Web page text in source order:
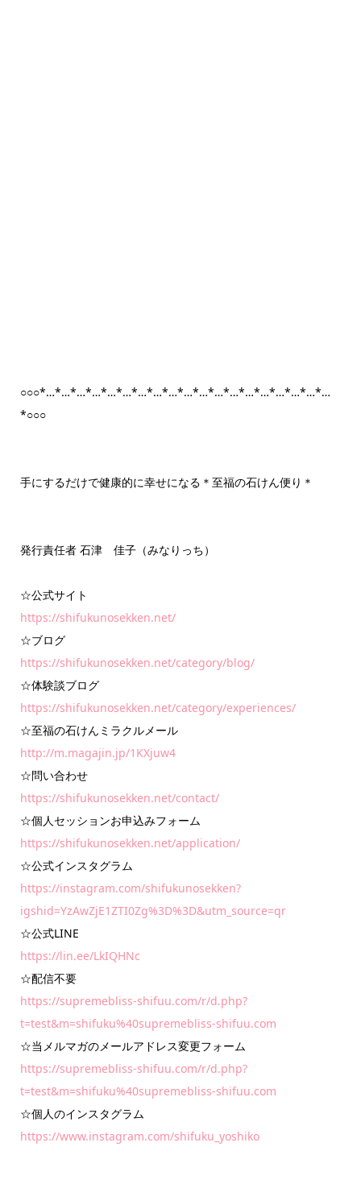
○○○*…*…*…*…*…*…*…*…*…*…*…*…*…*…*…*…*…*…*…
*○○○
手にするだけで健康的に幸せになる＊至福の石けん便り＊
発行責任者 石津 佳子（みなりっち）
☆公式サイト
https://shifukunosekken.net/
☆ブログ
https://shifukunosekken.net/category/blog/
☆体験談ブログ
https://shifukunosekken.net/category/experiences/
☆至福の石けんミラクルメール
http://m.magajin.jp/1KXjuw4
☆問い合わせ
https://shifukunosekken.net/contact/
☆個人セッションお申込みフォーム
https://shifukunosekken.net/application/
☆公式インスタグラム
https://instagram.com/shifukunosekken?
igshid=YzAwZjE1ZTI0Zg%3D%3D&utm_source=qr
☆公式LINE
https://lin.ee/LkIQHNc
☆配信不要
https://supremebliss-shifuu.com/r/d.php?
t=test&m=shifuku%40supremebliss-shifuu.com
☆当メルマガのメールアドレス変更フォーム
https://supremebliss-shifuu.com/r/d.php?
t=test&m=shifuku%40supremebliss-shifuu.com
☆個人のインスタグラム
https://www.instagram.com/shifuku_yoshiko